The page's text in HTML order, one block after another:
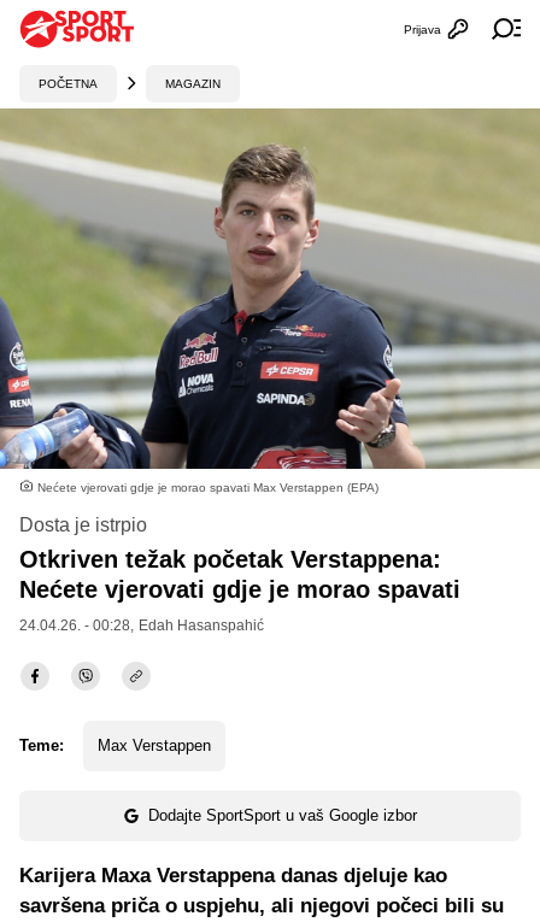
Otvori
Prijava
POČETNA MAGAZIN
Nećete vjerovati gdje je morao spavati Max Verstappen (EPA)
Dosta je istrpio
Otkriven težak početak Verstappena:
Nećete vjerovati gdje je morao spavati
24.04.26. - 00:28, Edah Hasanspahić
Teme: Max Verstappen
Dodajte SportSport u vaš Google izbor
Karijera Maxa Verstappena danas djeluje kao
savršena priča o uspjehu, ali njegovi počeci bili su